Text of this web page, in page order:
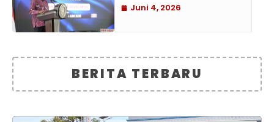
Juni 4, 2026
BERITA TERBARU